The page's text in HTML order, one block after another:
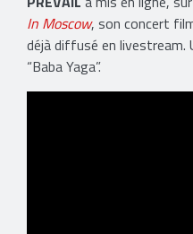
In Moscow, son concert
déjà diffusé en livestream.
“Baba Yaga”.